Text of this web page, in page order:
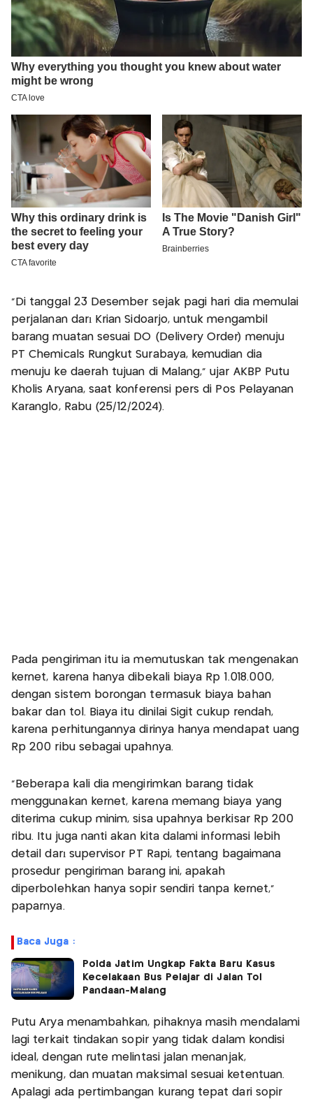
"Di tanggal 23 Desember sejak pagi hari dia memulai
perjalanan darı Krian Sidoarjo, untuk mengambil
barang muatan sesuai DO (Delivery Order) menuju
PT Chemicals Rungkut Surabaya, kemudian dia
menuju ke daerah tujuan di Malang," ujar AKBP Putu
Kholis Aryana, saat konferensi pers di Pos Pelayanan
Karanglo, Rabu (25/12/2024).
Pada pengiriman itu ia memutuskan tak mengenakan
kernet, karena hanya dibekali biaya Rp 1.018.000,
dengan sistem borongan termasuk biaya bahan
bakar dan tol. Biaya itu dinilai Sigit cukup rendah,
karena perhitungannya dirinya hanya mendapat uang
Rp 200 ribu sebagai upahnya.
"Beberapa kali dia mengirimkan barang tidak
menggunakan kernet, karena memang biaya yang
diterima cukup minim, sisa upahnya berkisar Rp 200
ribu. Itu juga nanti akan kita dalami informasi lebih
detail darı supervisor PT Rapi, tentang bagaimana
prosedur pengiriman barang ini, apakah
diperbolehkan hanya sopir sendiri tanpa kernet,"
paparnya.
Baca Juga :
Polda Jatim Ungkap Fakta Baru Kasus
Kecelakaan Bus Pelajar di Jalan Tol
Pandaan-Malang
Putu Arya menambahkan, pihaknya masih mendalami
lagi terkait tindakan sopir yang tidak dalam kondisi
ideal, dengan rute melintasi jalan menanjak,
menikung, dan muatan maksimal sesuai ketentuan.
Apalagi ada pertimbangan kurang tepat dari sopir